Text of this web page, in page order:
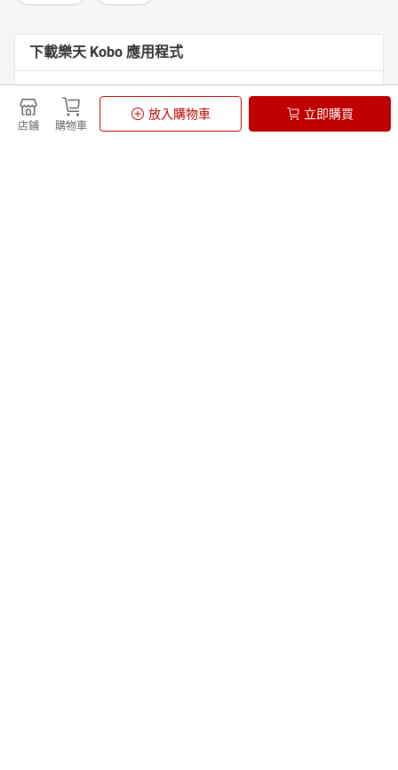
店鋪 購物車
放入購物車 立即購買
下載樂天 Kobo 應用程式